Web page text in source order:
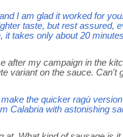
I am glad it worked for
taste, but rest assured,
it takes only about 20
after my campaign in the
variant on the sauce. Can't
the quicker ragù
Calabria with astonishing